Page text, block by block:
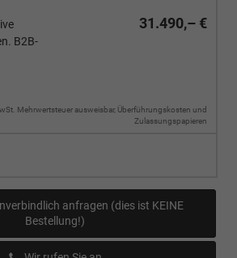
B2B-
31.490,– €
Mehrwertsteuer ausweisbar, Überführungskosten und
Zulassungspapieren
anfragen (dies ist KEINE
Bestellung!)